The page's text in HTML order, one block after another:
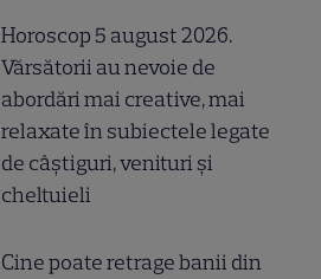
Horoscop 5 august 2026.
Vărsătorii au nevoie de
abordări mai creative, mai
relaxate în subiectele legate
de câștiguri, venituri și
cheltuieli
Cine poate retrage banii din